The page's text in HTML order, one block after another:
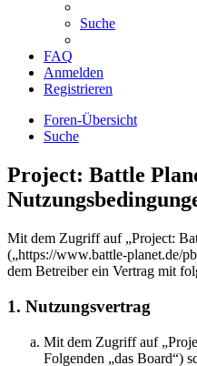
Suche
FAQ
Anmelden
Registrieren
Foren-Übersicht
Suche
Project: Battle
Mit dem Zugriff auf „Project:
(„https://www.battle-planet.de/
dem Betreiber ein Vertrag mit
1. Nutzungsvertrag
Mit dem Zugriff auf
Folgenden „das Board“)